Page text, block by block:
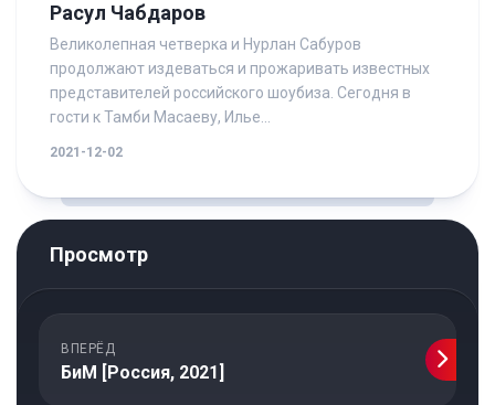
Расул Чабдаров
Великолепная четверка и Нурлан Сабуров
продолжают издеваться и прожаривать известных
представителей российского шоубиза. Сегодня в
гости к Тамби Масаеву, Илье...
2021-12-02
Просмотр
ВПЕРЁД
БиМ [Россия, 2021]